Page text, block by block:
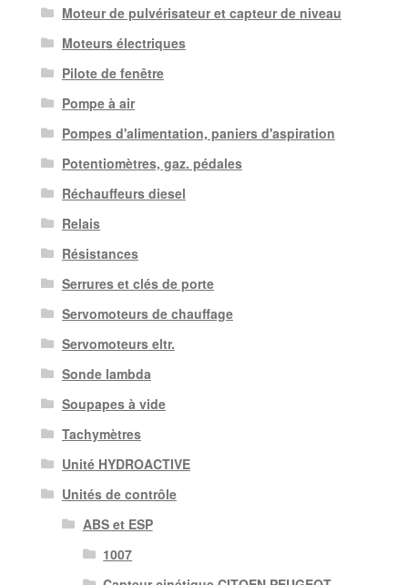
Moteur de pulvérisateur et capteur de niveau
Moteurs électriques
Pilote de fenêtre
Pompe à air
Pompes d'alimentation, paniers d'aspiration
Potentiomètres, gaz. pédales
Réchauffeurs diesel
Relais
Résistances
Serrures et clés de porte
Servomoteurs de chauffage
Servomoteurs eltr.
Sonde lambda
Soupapes à vide
Tachymètres
Unité HYDROACTIVE
Unités de contrôle
ABS et ESP
1007